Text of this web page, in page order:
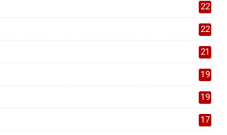
22
22
21
19
19
17